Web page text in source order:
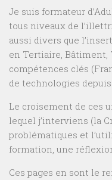
Je suis formateur
tous niveaux de
aussi divers que
en Tertiaire, Bâtiment,
compétences clés
de technologies depuis
Le croisement de ces
lequel j’interviens (la
problématiques et
formation, une
Ces pages en sont le